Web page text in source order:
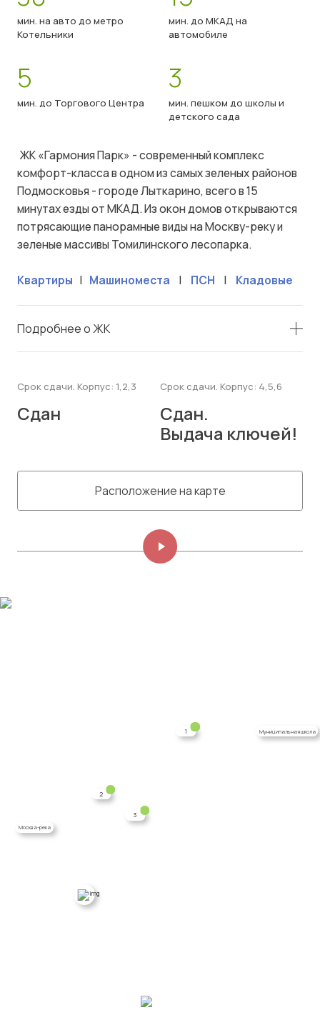
мин. на авто до метро
Котельники
мин. до МКАД на
автомобиле
5
мин. до Торгового Центра
3
мин. пешком до школы и
детского сада
ЖК «Гармония Парк» - современный комплекс
комфорт-класса в одном из самых зеленых районов
Подмосковья - городе Лыткарино, всего в 15
минутах езды от МКАД. Из окон домов открываются
потрясающие панорамные виды на Москву-реку и
зеленые массивы Томилинского лесопарка.
Квартиры | Машиноместа | ПСН | Кладовые
Подробнее о ЖК
Срок сдачи. Корпус: 1,2,3
Сдан
Срок сдачи. Корпус: 4,5,6
Сдан.
Выдача ключей!
Расположение на карте
Москва-река
Муниципальная школа
2
1
3